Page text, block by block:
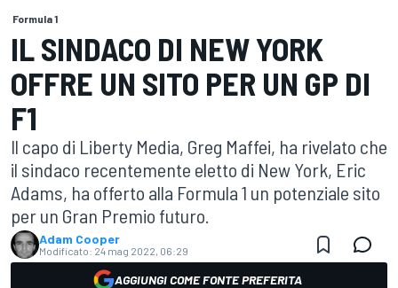
Formula 1
IL SINDACO DI NEW YORK
OFFRE UN SITO PER UN GP DI
F1
Il capo di Liberty Media, Greg Maffei, ha rivelato che
il sindaco recentemente eletto di New York, Eric
Adams, ha offerto alla Formula 1 un potenziale sito
per un Gran Premio futuro.
Adam Cooper
Modificato: 24 mag 2022, 06:29
AGGIUNGI COME FONTE PREFERITA